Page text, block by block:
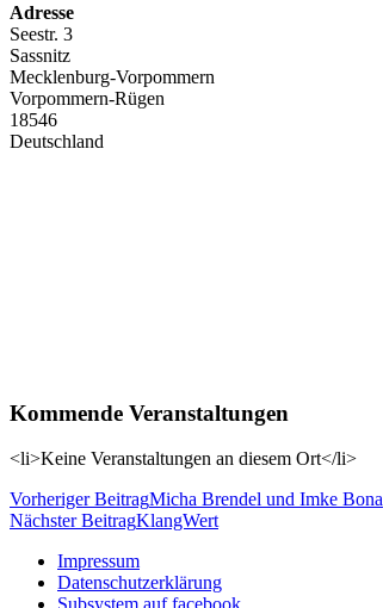
Adresse
Seestr. 3
Sassnitz
Mecklenburg-Vorpommern
Vorpommern-Rügen
18546
Deutschland
Kommende Veranstaltungen
<li>Keine Veranstaltungen an diesem Ort</li>
Beitragsnavigation
Vorheriger BeitragMicha Brendel und Imke Bona
Nächster BeitragKlangWert
Impressum
Datenschutzerklärung